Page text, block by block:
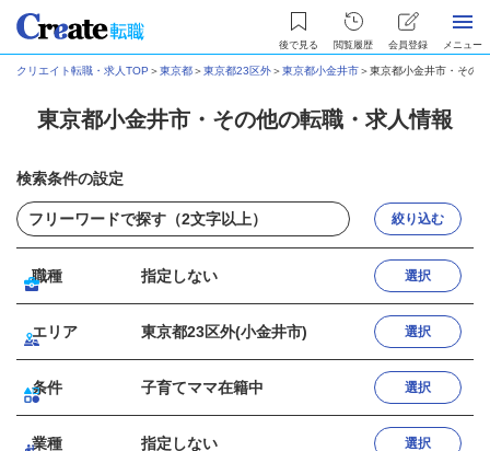
後で見る 閲覧履歴 会員登録 メニュー
クリエイト転職・求人TOP ＞東京都＞東京都23区外＞東京都小金井市＞東京都小金井市・その
東京都小金井市・その他の転職・求人情報
検索条件の設定
絞り込む
職種 指定しない 選択
エリア 東京都23区外(小金井市) 選択
条件 子育てママ在籍中 選択
業種 指定しない 選択